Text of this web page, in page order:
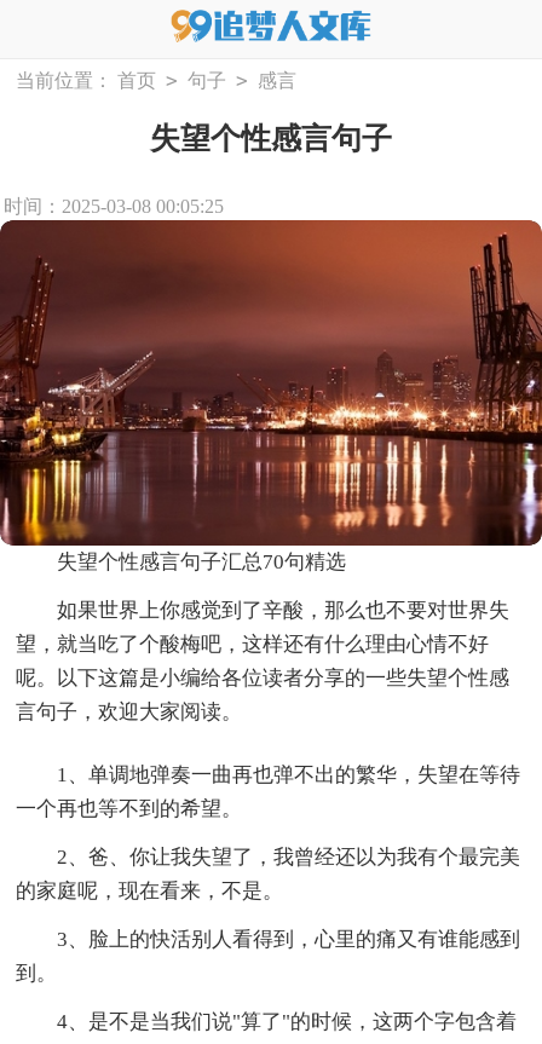
当前位置： 首页 > 句子 > 感言
失望个性感言句子
时间：2025-03-08 00:05:25
失望个性感言句子汇总70句精选
如果世界上你感觉到了辛酸，那么也不要对世界失
望，就当吃了个酸梅吧，这样还有什么理由心情不好
呢。以下这篇是小编给各位读者分享的一些失望个性感
言句子，欢迎大家阅读。
1、单调地弹奏一曲再也弹不出的繁华，失望在等待
一个再也等不到的希望。
2、爸、你让我失望了，我曾经还以为我有个最完美
的家庭呢，现在看来，不是。
3、脸上的快活别人看得到，心里的痛又有谁能感到
到。
4、是不是当我们说"算了"的时候，这两个字包含着